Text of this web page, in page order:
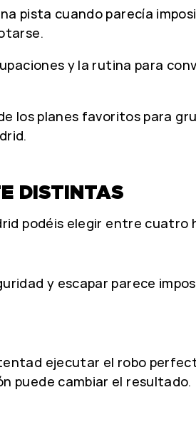
pista cuando parecía
y la rutina para
los planes favoritos para
DISTINTAS
podéis elegir entre
y escapar parece
ejecutar el robo
puede cambiar el resultado.